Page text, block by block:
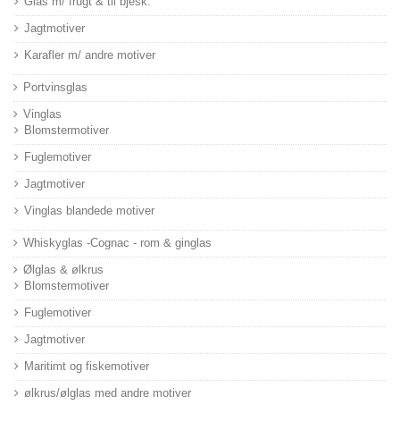
Jagtmotiver
Karafler m/ andre motiver
Portvinsglas
Vinglas
Blomstermotiver
Fuglemotiver
Jagtmotiver
Vinglas blandede motiver
Whiskyglas -Cognac - rom & ginglas
Ølglas & ølkrus
Blomstermotiver
Fuglemotiver
Jagtmotiver
Maritimt og fiskemotiver
ølkrus/ølglas med andre motiver